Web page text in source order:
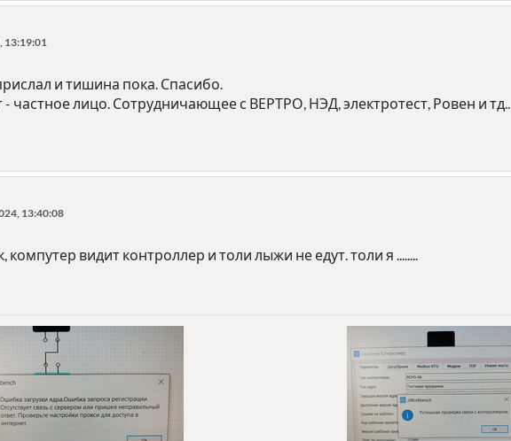
13:19:01
и тишина пока. Спасибо.
частное лицо. Сотрудничающее с ВЕРТРО, НЭД, электротест, Ровен и тд..
13:40:08
видит контроллер и толи лыжи не едут. толи я ........